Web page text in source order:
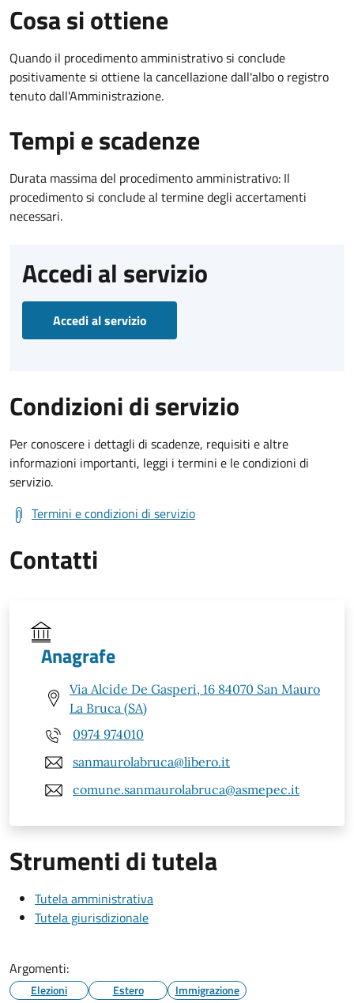
Cosa si ottiene
Quando il procedimento amministrativo si conclude
positivamente si ottiene la cancellazione dall'albo o registro
tenuto dall'Amministrazione.
Tempi e scadenze
Durata massima del procedimento amministrativo: Il
procedimento si conclude al termine degli accertamenti
necessari.
Accedi al servizio
Accedi al servizio
Condizioni di servizio
Per conoscere i dettagli di scadenze, requisiti e altre
informazioni importanti, leggi i termini e le condizioni di
servizio.
Termini e condizioni di servizio
Contatti
Anagrafe
Via Alcide De Gasperi, 16 84070 San Mauro
La Bruca (SA)
0974 974010
sanmaurolabruca@libero.it
comune.sanmaurolabruca@asmepec.it
Strumenti di tutela
Tutela amministrativa
Tutela giurisdizionale
Argomenti:
Elezioni Estero Immigrazione